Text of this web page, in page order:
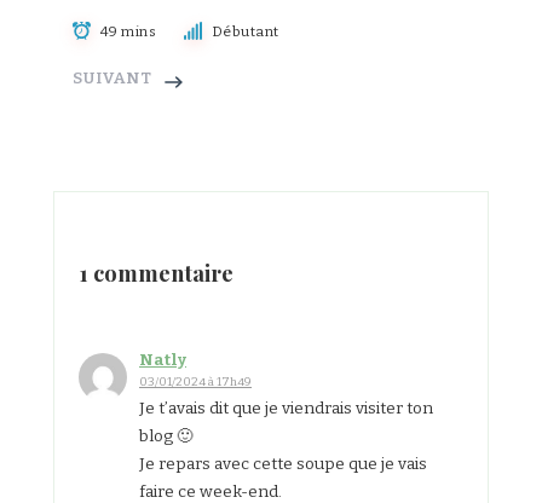
49 mins Débutant
SUIVANT
1 commentaire
Natly
03/01/2024 à 17h49
Je t’avais dit que je viendrais visiter ton
blog 🙂
Je repars avec cette soupe que je vais
faire ce week-end.